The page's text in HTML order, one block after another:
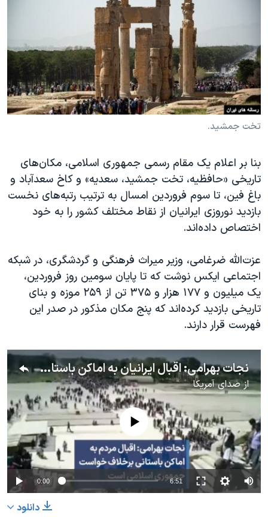
فرهنگ و زندگی
حقوق شهروندی
اقتصادی
علم و فناوری
اسرائیل در جنگ
انتخابات ریاست جمهوری آمریکا ۲۰۲۴
حمله جمهوری اسلامی به اسرائیل
رمز مهسا
ورزش زنان در ایران
تریبونال مردمی آبان ۹۸
دادگاه حمید نوری
چهل سال گروگان‌گیری
قانون شفافیت دارائی کادر رهبری ایران
اسرائیل در جنگ
نرگس محمدی برنده جایزه نوبل صلح
همایش محافظه‌کاران آمریکا «سی‌پک»
سفر پرزیدنت ترامپ به چین
زبانهای مختلف
تخت جمشید.
بنا بر اعلام یک مقام رسمی جمهوری اسلامی، مکان‌های
تاریخی «حافظیه، تخت جمشید، سعدیه» و کاخ سعدآباد و
باغ فین، تا سوم فروردین امسال به ترتیب رتبه‌های نخست
بازدید نوروزی ایرانیان از نقاط مختلف کشور را به خود
اختصاص داده‌اند.
عزت‌الله ضرغامی، وزیر میراث فرهنگی و گردشگری، در شبکه
اجتماعی ایکس نوشت که تا پایان سومین روز فروردین،
یک میلیون و ۱۷۷ هزار و ۳۷۵ تن از ۲۵۹ موزه و بنای
تاریخی بازدید کرده‌اند که پنج مکان مذکور در صدر این
فهرست قرار دارند.
نجات بهرامی: اقبال ایرانیان به اماکن باستانی برخلاف خواست جمهوری اسلامی است
ازصدای آمریکا
No media source currently available
0:00 6:51
دانلود